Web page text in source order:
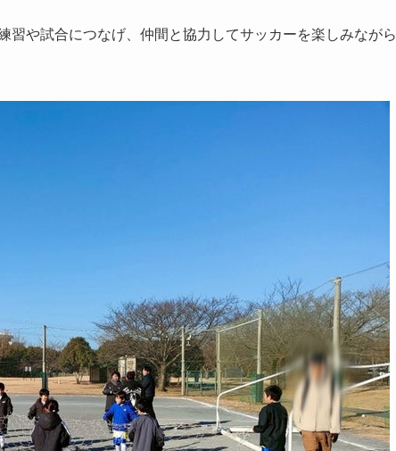
や試合につなげ、仲間と協力してサッカーを楽しみなが